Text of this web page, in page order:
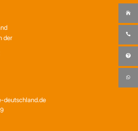
der
deutschland.de